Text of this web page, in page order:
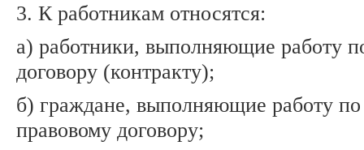
3. К работникам относятся:
а) работники, выполняющие работу
договору (контракту);
б) граждане, выполняющие работу
правовому договору;